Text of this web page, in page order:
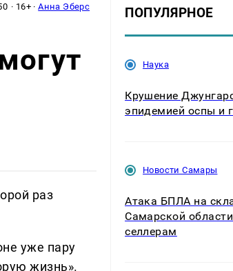
· 16+ ·Анна Эберс
раз
уже пару
жизнь».
ПОПУЛЯРНОЕ
Наука
Крушение
эпидемией оспы и
Новости Самары
Атака БПЛА на
Самарской
селлерам